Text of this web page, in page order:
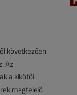
következően
Az
a kikötői
megfelelő